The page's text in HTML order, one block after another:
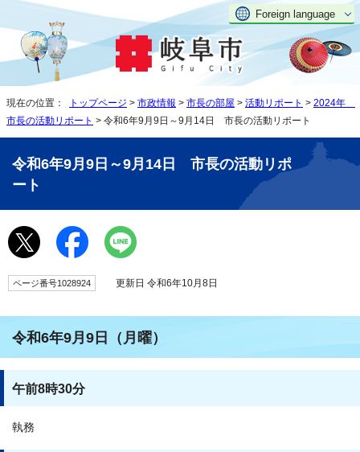
Foreign language
現在の位置： トップページ > 市政情報 > 市長の部屋 > 活動リポート > 2024年
市長の活動リポート > 令和6年9月9日～9月14日 市長の活動リポート
令和6年9月9日～9月14日 市長の活動リポ
ート
ページ番号1028924 更新日 令和6年10月8日
令和6年9月9日（月曜）
午前8時30分
執務